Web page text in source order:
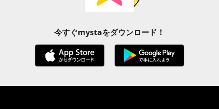
今すぐmystaをダウンロード！